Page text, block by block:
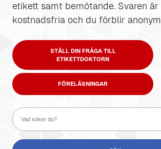
etikett samt bemötande. Svaren är
kostnadsfria och du förblir anonym
STÄLL DIN FRÅGA TILL
ETIKETTDOKTORN
FÖRELÄSNINGAR